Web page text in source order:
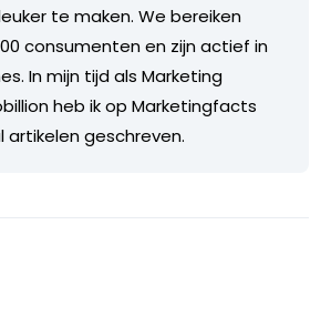
te maken. We bereiken
consumenten en zijn actief in
In mijn tijd als Marketing
heb ik op Marketingfacts
geschreven.